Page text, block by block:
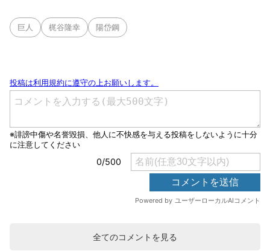
巨人 梶谷隆幸 陽岱鋼
全てのコメントを見る